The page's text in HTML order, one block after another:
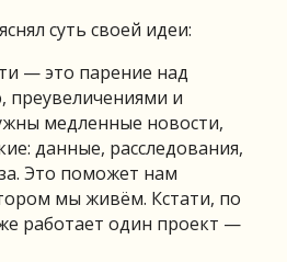
суть своей идеи:
— это парение над
преувеличениями и
медленные новости,
данные, расследования,
Это поможет нам
мы живём. Кстати, по
работает один проект —